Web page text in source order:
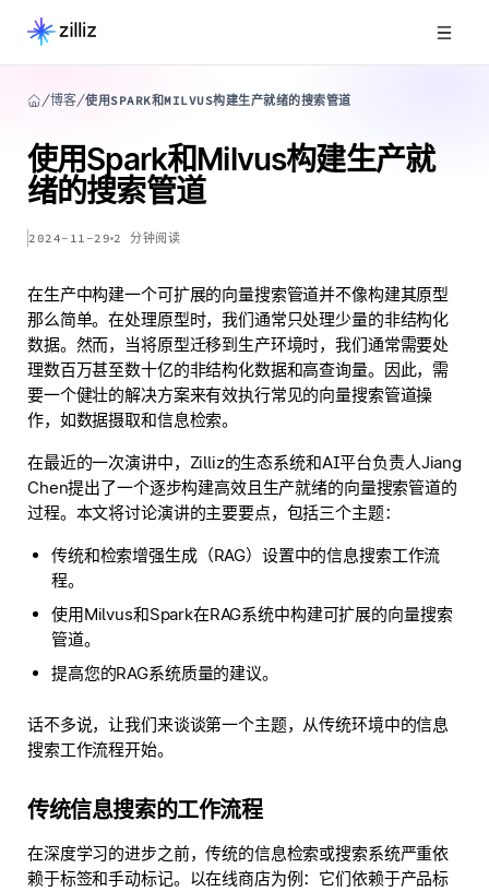
博客 使用SPARK和MILVUS构建生产就绪的搜索管道
使用Spark和Milvus构建生产就
绪的搜索管道
2024-11-29 2 分钟阅读
在生产中构建一个可扩展的向量搜索管道并不像构建其原型
那么简单。在处理原型时，我们通常只处理少量的非结构化
数据。然而，当将原型迁移到生产环境时，我们通常需要处
理数百万甚至数十亿的非结构化数据和高查询量。因此，需
要一个健壮的解决方案来有效执行常见的向量搜索管道操
作，如数据摄取和信息检索。
在最近的一次演讲中，Zilliz的生态系统和AI平台负责人Jiang
Chen提出了一个逐步构建高效且生产就绪的向量搜索管道的
过程。本文将讨论演讲的主要要点，包括三个主题：
传统和检索增强生成（RAG）设置中的信息搜索工作流
程。
使用Milvus和Spark在RAG系统中构建可扩展的向量搜索
管道。
提高您的RAG系统质量的建议。
话不多说，让我们来谈谈第一个主题，从传统环境中的信息
搜索工作流程开始。
传统信息搜索的工作流程
在深度学习的进步之前，传统的信息检索或搜索系统严重依
赖于标签和手动标记。以在线商店为例：它们依赖于产品标